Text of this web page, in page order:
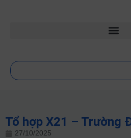
Tổ hợp X21 – Trường
27/10/2025